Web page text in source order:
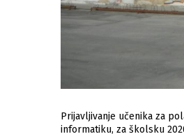
Prijavljivanje učenika za
informatiku, za školsku